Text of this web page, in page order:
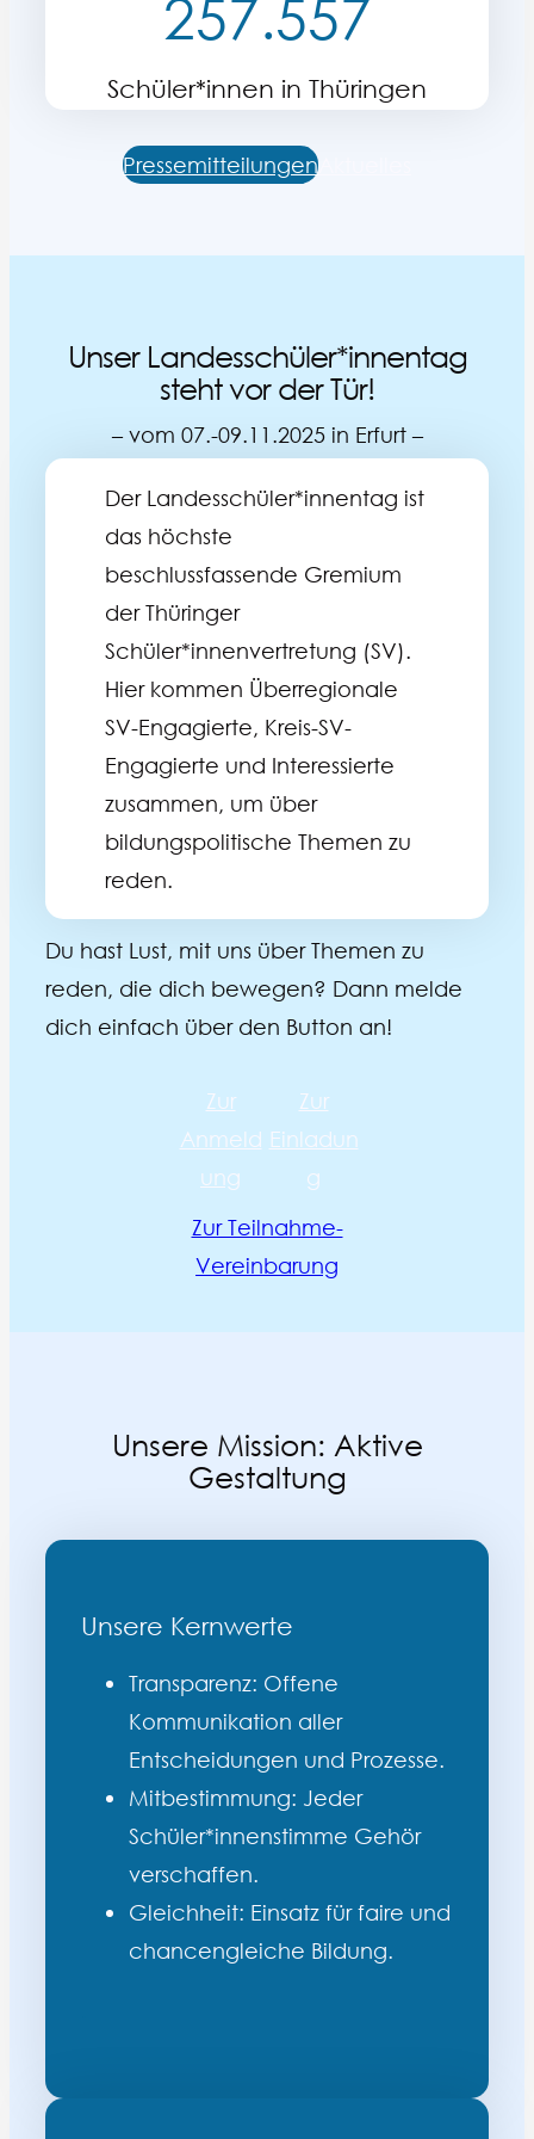
257.557
Schüler*innen in Thüringen
Pressemitteilungen
Unser Landesschüler*innentag
steht vor der Tür!
– vom 07.-09.11.2025 in Erfurt –
Der Landesschüler*innentag ist
das höchste
beschlussfassende Gremium
der Thüringer
Schüler*innenvertretung (SV).
Hier kommen Überregionale
SV-Engagierte, Kreis-SV-
Engagierte und Interessierte
zusammen, um über
bildungspolitische Themen zu
reden.
Du hast Lust, mit uns über Themen zu
reden, die dich bewegen? Dann melde
dich einfach über den Button an!
Zur
Anmeld
ung
Zur
Einladun
g
Zur Teilnahme-
Vereinbarung
Unsere Mission: Aktive
Gestaltung
Unsere Kernwerte
Transparenz: Offene
Kommunikation aller
Entscheidungen und Prozesse.
Mitbestimmung: Jeder
Schüler*innenstimme Gehör
verschaffen.
Gleichheit: Einsatz für faire und
chancengleiche Bildung.